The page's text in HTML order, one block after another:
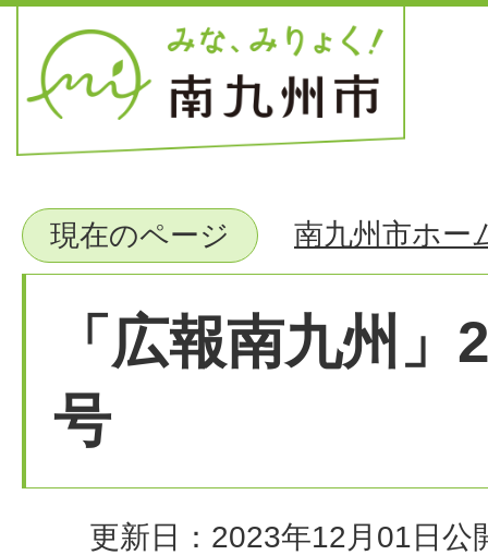
現在のページ 南九州市ホー
「広報南九州」
号
更新日：2023年12月01日 公